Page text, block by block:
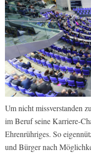
Um nicht missverstanden
im Beruf seine Karriere-
Ehrenrühriges. So
und Bürger nach